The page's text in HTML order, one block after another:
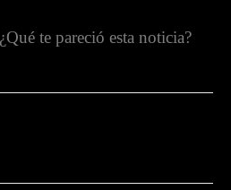
¿Qué te pareció esta noticia?